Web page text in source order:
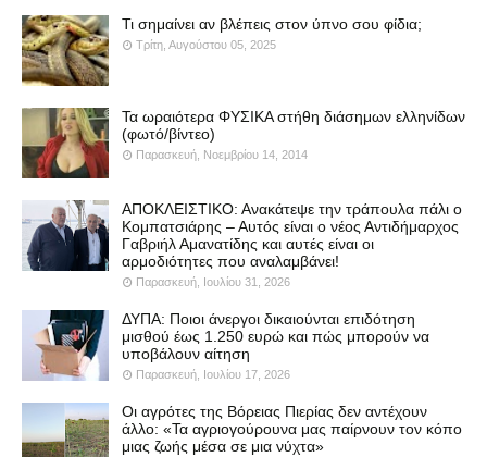
Τι σημαίνει αν βλέπεις στον ύπνο σου φίδια;
Τρίτη, Αυγούστου 05, 2025
Τα ωραιότερα ΦΥΣΙΚΑ στήθη διάσημων ελληνίδων
(φωτό/βίντεο)
Παρασκευή, Νοεμβρίου 14, 2014
ΑΠΟΚΛΕΙΣΤΙΚΟ: Ανακάτεψε την τράπουλα πάλι ο
Κομπατσιάρης – Αυτός είναι ο νέος Αντιδήμαρχος
Γαβριήλ Αμανατίδης και αυτές είναι οι
αρμοδιότητες που αναλαμβάνει!
Παρασκευή, Ιουλίου 31, 2026
ΔΥΠΑ: Ποιοι άνεργοι δικαιούνται επιδότηση
μισθού έως 1.250 ευρώ και πώς μπορούν να
υποβάλουν αίτηση
Παρασκευή, Ιουλίου 17, 2026
Οι αγρότες της Βόρειας Πιερίας δεν αντέχουν
άλλο: «Τα αγριογούρουνα μας παίρνουν τον κόπο
μιας ζωής μέσα σε μια νύχτα»